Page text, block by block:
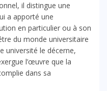
il distingue une
a apporté une
en particulier ou à son
du monde universitaire
université le décerne,
l’œuvre que la
dans sa